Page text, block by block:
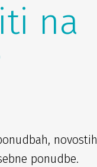
na
novostih
ponudbe.